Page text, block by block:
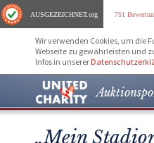
AUSGEZEICHNET.org 751
Wir verwenden Cookies, um die
Webseite zu gewährleisten und
Infos in unserer
„Mein